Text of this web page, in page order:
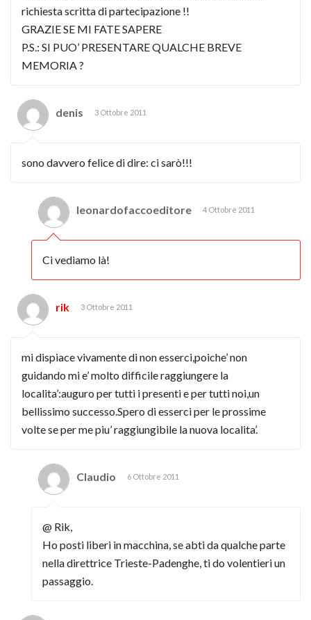
richiesta scritta di partecipazione !!
GRAZIE SE MI FATE SAPERE
P.S.: SI PUO’ PRESENTARE QUALCHE BREVE
MEMORIA ?
denis 3 Ottobre 2011
sono davvero felice di dire: ci sarò!!!
leonardofaccoeditore 4 Ottobre 2011
Ci vediamo là!
rik 3 Ottobre 2011
mi dispiace vivamente di non esserci,poiche’ non
guidando mi e’ molto difficile raggiungere la
localita’:auguro per tutti i presenti e per tutti noi,un
bellissimo successo.Spero di esserci per le prossime
volte se per me piu’ raggiungibile la nuova localita’.
Claudio 6 Ottobre 2011
@ Rik,
Ho posti liberi in macchina, se abti da qualche parte
nella direttrice Trieste-Padenghe, ti do volentieri un
passaggio.